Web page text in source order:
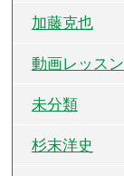
加藤克也
動画レッスン
未分類
杉末洋史